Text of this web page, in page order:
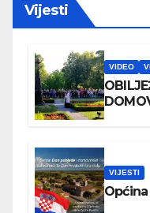
Vijesti
VIDEO
VIJESTI